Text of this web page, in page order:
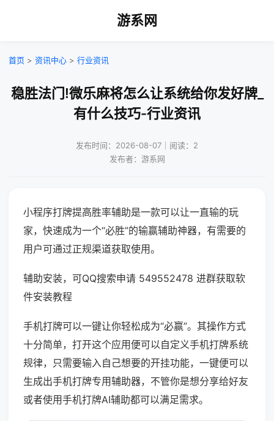
游系网
首页 > 资讯中心 > 行业资讯
稳胜法门!微乐麻将怎么让系统给你发好牌_
有什么技巧-行业资讯
发布时间：2026-08-07｜阅读：2
发布者：游系网
小程序打牌提高胜率辅助是一款可以让一直输的玩
家，快速成为一个“必胜”的输赢辅助神器，有需要的
用户可通过正规渠道获取使用。
辅助安装，可QQ搜索申请 549552478 进群获取软
件安装教程
手机打牌可以一键让你轻松成为“必赢”。其操作方式
十分简单，打开这个应用便可以自定义手机打牌系统
规律，只需要输入自己想要的开挂功能，一键便可以
生成出手机打牌专用辅助器，不管你是想分享给好友
或者使用手机打牌AI辅助都可以满足需求。